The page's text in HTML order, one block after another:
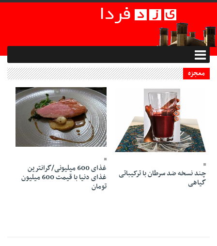
معجزه
19 Tir 1403 - 10:41
چند نسخه ضد سرطان با ترکیباتی
گیاهی
03 Bahman 1394 - 18:08
غذای 600 میلیونی/گرانترین
غذای دنیا با قیمت 600 میلیون
تومان